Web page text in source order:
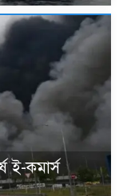
ই-কমার্স